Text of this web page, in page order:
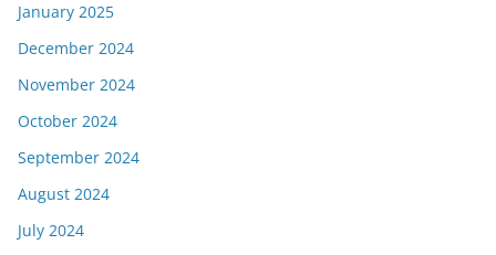
January 2025
December 2024
November 2024
October 2024
September 2024
August 2024
July 2024